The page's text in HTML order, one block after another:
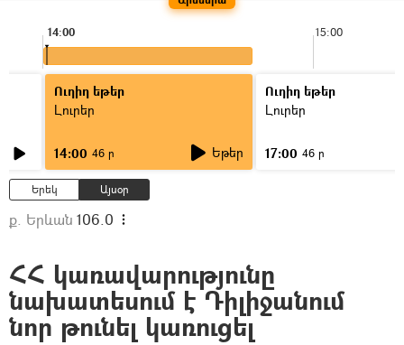
15:00
14:00
Ուղիղ եթեր
Լուրեր
14:00 46 ր Եթեր
Ուղիղ եթեր
Լուրեր
17:00 46 ր
Երեկ Այսօր
ք. Երևան 106.0
ՀՀ կառավարությունը
նախատեսում է Դիլիջանում
նոր թունել կառուցել